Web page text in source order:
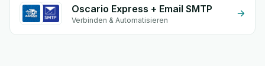
Oscario Express + Email SMTP
Verbinden & Automatisieren